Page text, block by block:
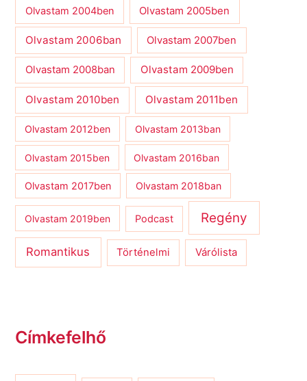
Olvastam 2004ben Olvastam 2005ben
Olvastam 2006ban Olvastam 2007ben
Olvastam 2008ban Olvastam 2009ben
Olvastam 2010ben Olvastam 2011ben
Olvastam 2012ben Olvastam 2013ban
Olvastam 2015ben Olvastam 2016ban
Olvastam 2017ben Olvastam 2018ban
Olvastam 2019ben Podcast Regény
Romantikus Történelmi Várólista
Címkefelhő